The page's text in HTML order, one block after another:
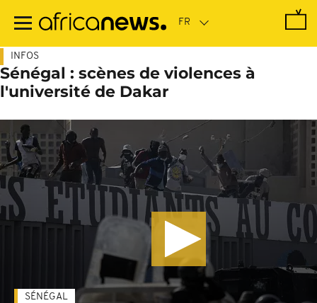
contenu
INFOS
Sénégal : scènes de violences à
l'université de Dakar
SÉNÉGAL